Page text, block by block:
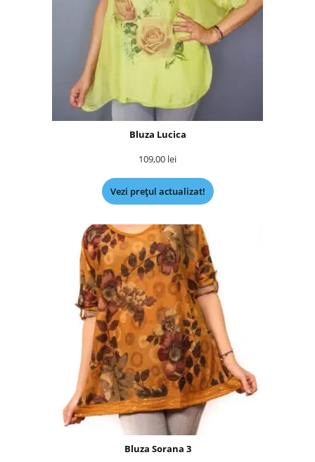
Bluza Lucica
109,00 lei
Vezi prețul actualizat!
Bluza Sorana 3